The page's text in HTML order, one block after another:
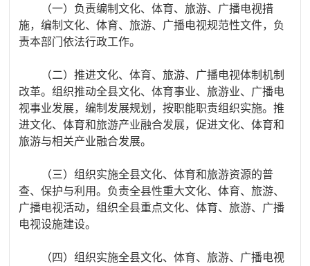
（一）负责编制文化、体育、旅游、广播电视措
施，编制文化、体育、旅游、广播电视规范性文件，负
责本部门依法行政工作。
（二）推进文化、体育、旅游、广播电视体制机制
改革。组织推动全县文化、体育事业、旅游业、广播电
视事业发展，编制发展规划，按职能职责组织实施。推
进文化、体育和旅游产业融合发展，促进文化、体育和
旅游与相关产业融合发展。
（三）组织实施全县文化、体育和旅游资源的普
查、保护与利用。负责全县性重大文化、体育、旅游、
广播电视活动，组织全县重点文化、体育、旅游、广播
电视设施建设。
（四）组织实施全县文化、体育、旅游、广播电视